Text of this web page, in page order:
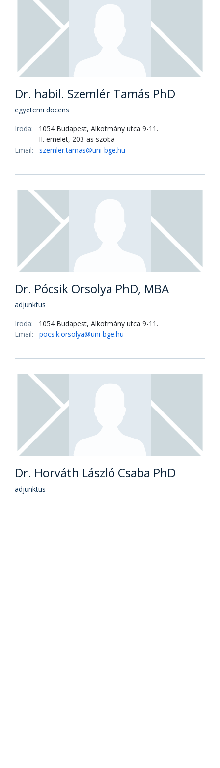
II. emelet, 203-as szoba
Osvath.Laszlo@uni-bge.hu
Szabó Gyula
tanársegéd
Iroda: 1054 Budapest, Alkotmány utca 9-11.
II. emelet, 203-as szoba
szabo.gyula@uni-bge.hu
Dr. Szabóné Dr. Erdélyi Éva PhD
egyetemi docens
1054 Budapest, Alkotmány utca 9-11.
II. emelet, 203-as szoba
Email:
SzaboneErdelyi.Eva@uni-bge.hu
Dr. habil. Szemlér Tamás PhD
egyetemi docens
1054 Budapest, Alkotmány utca 9-11.
II. emelet, 203-as szoba
Email:
szemler.tamas@uni-bge.hu